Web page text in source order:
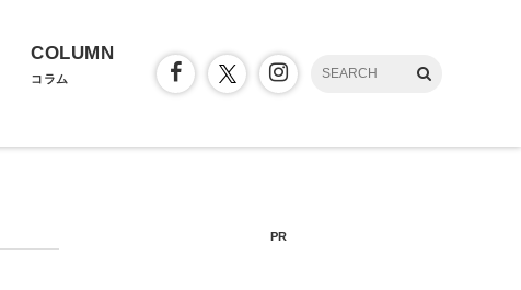
COLUMN
コラム
PR